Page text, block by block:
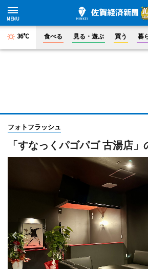
36°C 食べる 見る・遊ぶ 買う 暮
フォトフラッシュ
「すなっくパゴパゴ 古湯店」